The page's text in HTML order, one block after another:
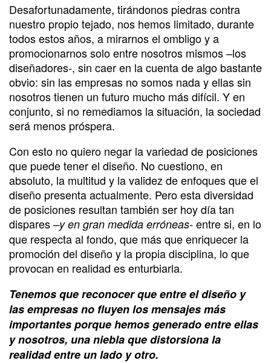
Desafortunadamente, tirándonos piedras contra
nuestro propio tejado, nos hemos limitado, durante
todos estos años, a mirarnos el ombligo y a
promocionarnos solo entre nosotros mismos –los
diseñadores-, sin caer en la cuenta de algo bastante
obvio: sin las empresas no somos nada y ellas sin
nosotros tienen un futuro mucho más difícil. Y en
conjunto, si no remediamos la situación, la sociedad
será menos próspera.
Con esto no quiero negar la variedad de posiciones
que puede tener el diseño. No cuestiono, en
absoluto, la multitud y la validez de enfoques que el
diseño presenta actualmente. Pero esta diversidad
de posiciones resultan también ser hoy día tan
dispares –y en gran medida erróneas- entre si, en lo
que respecta al fondo, que más que enriquecer la
promoción del diseño y la propia disciplina, lo que
provocan en realidad es enturbiarla.
Tenemos que reconocer que entre el diseño y
las empresas no fluyen los mensajes más
importantes porque hemos generado entre ellas
y nosotros, una niebla que distorsiona la
realidad entre un lado y otro.